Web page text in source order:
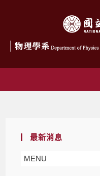
最新消息
MENU